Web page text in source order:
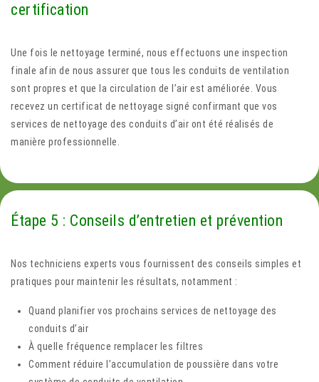
certification
Une fois le nettoyage terminé, nous effectuons une inspection
finale afin de nous assurer que tous les conduits de ventilation
sont propres et que la circulation de l’air est améliorée. Vous
recevez un certificat de nettoyage signé confirmant que vos
services de nettoyage des conduits d’air ont été réalisés de
manière professionnelle.
Étape 5 : Conseils d’entretien et prévention
Nos techniciens experts vous fournissent des conseils simples et
pratiques pour maintenir les résultats, notamment :
Quand planifier vos prochains services de nettoyage des
conduits d’air
À quelle fréquence remplacer les filtres
Comment réduire l’accumulation de poussière dans votre